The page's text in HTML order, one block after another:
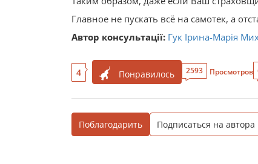
Главное не пускать всё на самотек, а
Автор консультації: Гук Ірина-Марія
4 Понравилось 2593 Просмотров
Поблагодарить Подписаться на автора